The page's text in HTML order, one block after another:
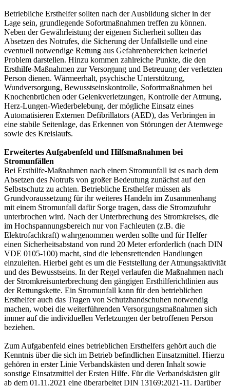
Betriebliche Ersthelfer sollten nach der Ausbildung sicher in der
Lage sein, grundlegende Sofortmaßnahmen treffen zu können.
Neben der Gewährleistung der eigenen Sicherheit sollten das
Absetzen des Notrufes, die Sicherung der Unfallstelle und eine
eventuell notwendige Rettung aus Gefahrenbereichen keinerlei
Problem darstellen. Hinzu kommen zahlreiche Punkte, die den
Ersthilfe-Maßnahmen zur Versorgung und Betreuung der verletzten
Person dienen. Wärmeerhalt, psychische Unterstützung,
Wundversorgung, Bewusstseinskontrolle, Sofortmaßnahmen bei
Knochenbrüchen oder Gelenkverletzungen, Kontrolle der Atmung,
Herz-Lungen-Wiederbelebung, der mögliche Einsatz eines
Automatisieren Externen Defibrillators (AED), das Verbringen in
eine stabile Seitenlage, das Erkennen von Störungen der Atemwege
sowie des Kreislaufs.
Erweitertes Aufgabenfeld und Hilfsmaßnahmen bei
Stromunfällen
Bei Ersthilfe-Maßnahmen nach einem Stromunfall ist es nach dem
Absetzen des Notrufs von großer Bedeutung zunächst auf den
Selbstschutz zu achten. Betriebliche Ersthelfer müssen als
Grundvoraussetzung für ihr weiteres Handeln im Zusammenhang
mit einem Stromunfall dafür Sorge tragen, dass die Stromzufuhr
unterbrochen wird. Nach der Unterbrechung des Stromkreises, die
im Hochspannungsbereich nur von Fachleuten (z.B. die
Elektrofachkraft) wahrgenommen werden sollte und für Helfer
einen Sicherheitsabstand von rund 20 Meter erforderlich (nach DIN
VDE 0105-100) macht, sind die lebensrettenden Handlungen
einzuleiten. Hierbei geht es um die Feststellung der Atmungsaktivität
und des Bewusstseins. In der Regel verlaufen die Maßnahmen nach
der Stromkreisunterbrechung den gängigen Ersthilferichtlinien aus
der Rettungskette. Ein Stromunfall kann für den betrieblichen
Ersthelfer auch das Tragen von Schutzhandschuhen notwendig
machen, wobei die weiterführenden Versorgungsmaßnahmen sich
immer auf die individuellen Verletzungen der betroffenen Person
beziehen.
Zum Aufgabenfeld eines betrieblichen Ersthelfers gehört auch die
Kenntnis über die sich im Betrieb befindlichen Einsatzmittel. Hierzu
gehören in erster Linie Verbandskästen und deren Inhalt sowie
sonstige Einsatzmittel der Ersten Hilfe. Für die Verbandskästen gilt
ab dem 01.11.2021 eine überarbeitet DIN 13169:2021-11. Darüber